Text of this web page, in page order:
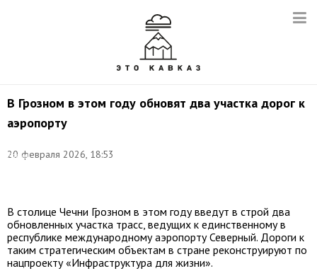
В Грозном в этом году обновят два участка дорог к
аэропорту
20 февраля 2026, 18:53
Фото:
Елена
В столице Чечни Грозном в этом году введут в строй два
обновленных участка трасс, ведущих к единственному в
республике международному аэропорту Северный. Дороги к
таким стратегическим объектам в стране реконструируют по
нацпроекту «Инфраструктура для жизни».